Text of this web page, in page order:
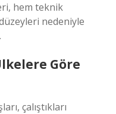
hem teknik
nedeniyle
Göre
çalıştıkları